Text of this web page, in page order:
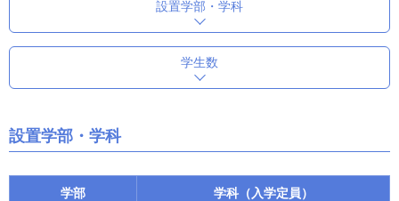
設置学部・学科
学生数
設置学部・学科
学部 学科（入学定員）